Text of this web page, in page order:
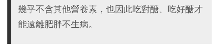
幾乎不含其他營養素，也因此吃對醣、吃好醣才
能遠離肥胖不生病。